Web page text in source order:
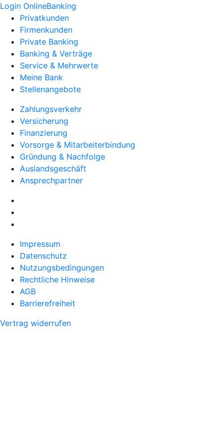
Login OnlineBanking
Privatkunden
Firmenkunden
Private Banking
Banking & Verträge
Service & Mehrwerte
Meine Bank
Stellenangebote
Zahlungsverkehr
Versicherung
Finanzierung
Vorsorge & Mitarbeiterbindung
Gründung & Nachfolge
Auslandsgeschäft
Ansprechpartner
Impressum
Datenschutz
Nutzungsbedingungen
Rechtliche Hinweise
AGB
Barrierefreiheit
Vertrag widerrufen